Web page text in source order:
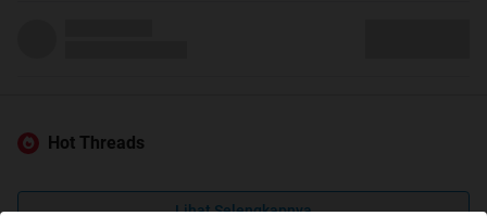
Hot Threads
Lihat Selengkapnya